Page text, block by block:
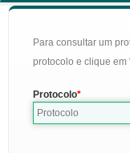
Para consultar um
protocolo e clique em
Protocolo